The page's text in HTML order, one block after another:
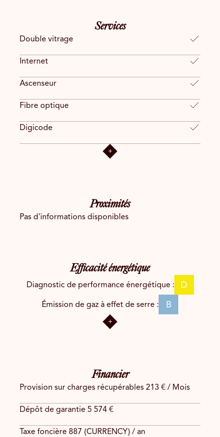
Services
Double vitrage
Internet
Ascenseur
Fibre optique
Digicode
Proximités
Pas d'informations disponibles
Efficacité énergétique
Diagnostic de performance énergétique : D
Émission de gaz à effet de serre : B
Financier
Provision sur charges récupérables 213 € / Mois
Dépôt de garantie 5 574 €
Taxe foncière 887 {CURRENCY} / an